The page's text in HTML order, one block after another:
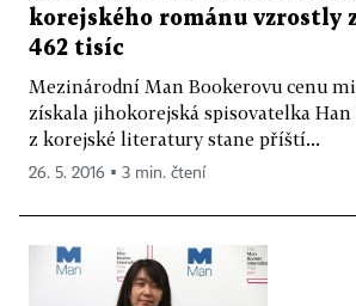
korejského románu vzrostly
462 tisíc
Mezinárodní Man Bookerovu cenu
získala jihokorejská spisovatelka Han
z korejské literatury stane příští...
26. 5. 2016 ▪ 3 min. čtení